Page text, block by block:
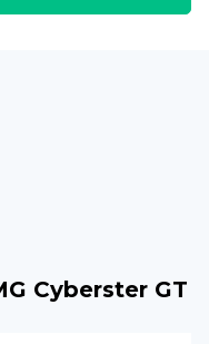
Cyberster GT